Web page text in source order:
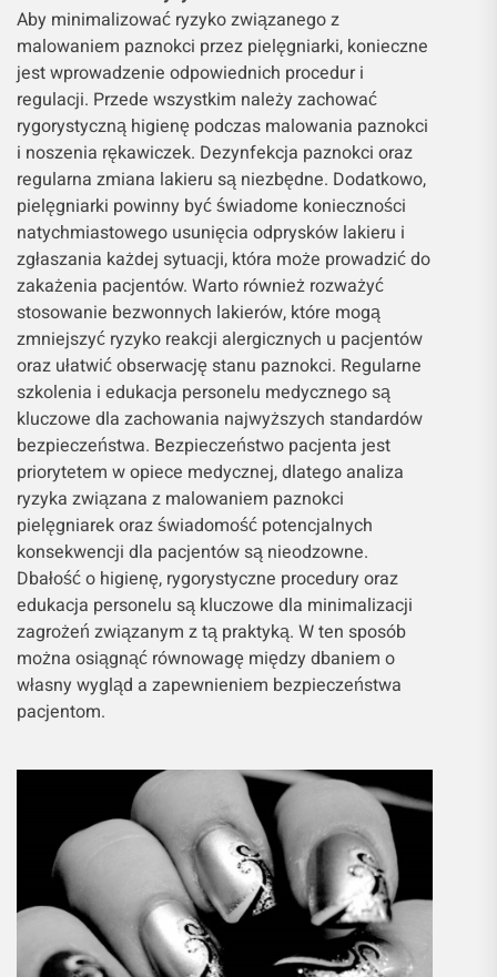
Aby minimalizować ryzyko związanego z
malowaniem paznokci przez pielęgniarki, konieczne
jest wprowadzenie odpowiednich procedur i
regulacji. Przede wszystkim należy zachować
rygorystyczną higienę podczas malowania paznokci
i noszenia rękawiczek. Dezynfekcja paznokci oraz
regularna zmiana lakieru są niezbędne. Dodatkowo,
pielęgniarki powinny być świadome konieczności
natychmiastowego usunięcia odprysków lakieru i
zgłaszania każdej sytuacji, która może prowadzić do
zakażenia pacjentów. Warto również rozważyć
stosowanie bezwonnych lakierów, które mogą
zmniejszyć ryzyko reakcji alergicznych u pacjentów
oraz ułatwić obserwację stanu paznokci. Regularne
szkolenia i edukacja personelu medycznego są
kluczowe dla zachowania najwyższych standardów
bezpieczeństwa. Bezpieczeństwo pacjenta jest
priorytetem w opiece medycznej, dlatego analiza
ryzyka związana z malowaniem paznokci
pielęgniarek oraz świadomość potencjalnych
konsekwencji dla pacjentów są nieodzowne.
Dbałość o higienę, rygorystyczne procedury oraz
edukacja personelu są kluczowe dla minimalizacji
zagrożeń związanym z tą praktyką. W ten sposób
można osiągnąć równowagę między dbaniem o
własny wygląd a zapewnieniem bezpieczeństwa
pacjentom.